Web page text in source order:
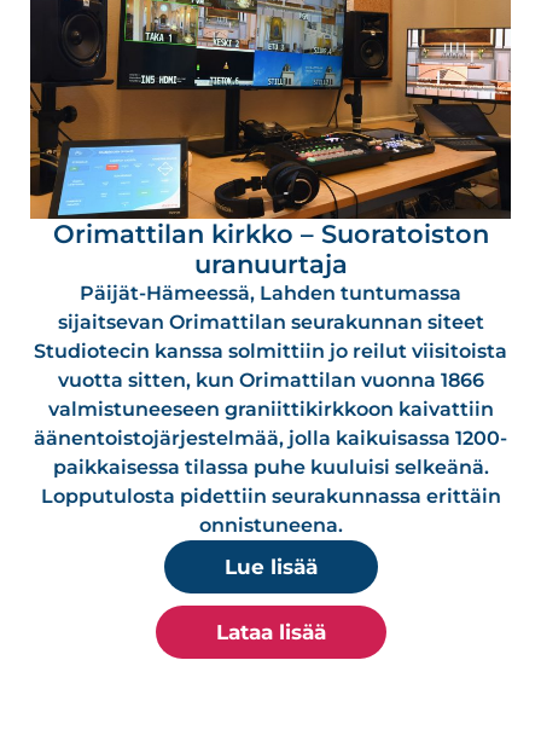
Orimattilan kirkko – Suoratoiston
uranuurtaja
Päijät-Hämeessä, Lahden tuntumassa
sijaitsevan Orimattilan seurakunnan siteet
Studiotecin kanssa solmittiin jo reilut viisitoista
vuotta sitten, kun Orimattilan vuonna 1866
valmistuneeseen graniittikirkkoon kaivattiin
äänentoistojärjestelmää, jolla kaikuisassa 1200-
paikkaisessa tilassa puhe kuuluisi selkeänä.
Lopputulosta pidettiin seurakunnassa erittäin
onnistuneena.
Lue lisää
Lataa lisää